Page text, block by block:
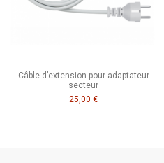
Modèles de Mac:
Câble d’extension pour adaptateur
secteur
25,00 €